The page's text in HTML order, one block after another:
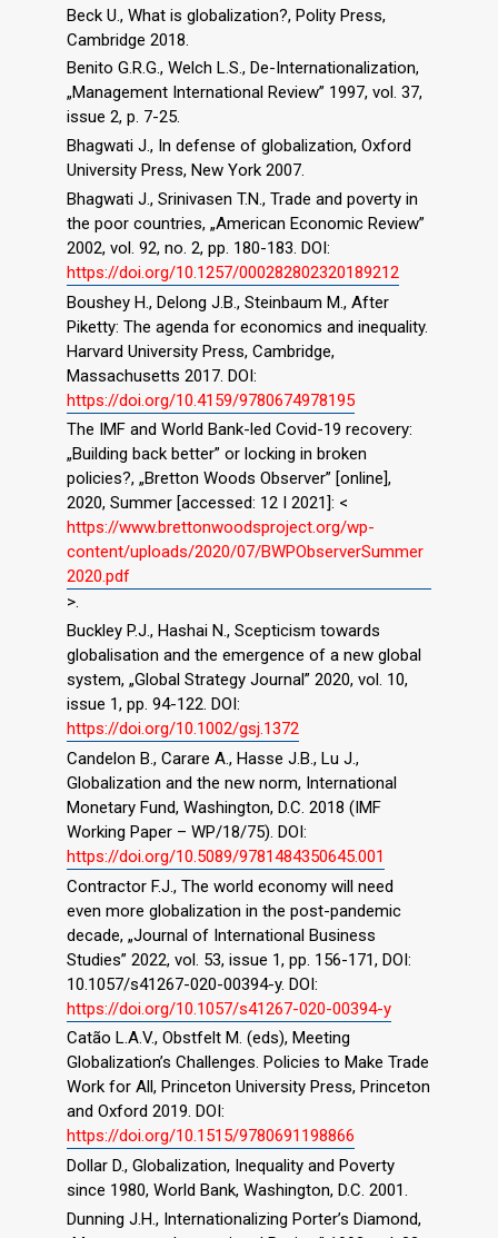
Beck U., What is globalization?, Polity Press,
Cambridge 2018.
Benito G.R.G., Welch L.S., De-Internationalization,
„Management International Review” 1997, vol. 37,
issue 2, p. 7-25.
Bhagwati J., In defense of globalization, Oxford
University Press, New York 2007.
Bhagwati J., Srinivasen T.N., Trade and poverty in
the poor countries, „American Economic Review”
2002, vol. 92, no. 2, pp. 180-183. DOI:
https://doi.org/10.1257/000282802320189212
Boushey H., Delong J.B., Steinbaum M., After
Piketty: The agenda for economics and inequality.
Harvard University Press, Cambridge,
Massachusetts 2017. DOI:
https://doi.org/10.4159/9780674978195
The IMF and World Bank-led Covid-19 recovery:
„Building back better” or locking in broken
policies?, „Bretton Woods Observer” [online],
2020, Summer [accessed: 12 I 2021]: <
https://www.brettonwoodsproject.org/wp-
content/uploads/2020/07/BWPObserverSummer
2020.pdf
>.
Buckley P.J., Hashai N., Scepticism towards
globalisation and the emergence of a new global
system, „Global Strategy Journal” 2020, vol. 10,
issue 1, pp. 94-122. DOI:
https://doi.org/10.1002/gsj.1372
Candelon B., Carare A., Hasse J.B., Lu J.,
Globalization and the new norm, International
Monetary Fund, Washington, D.C. 2018 (IMF
Working Paper – WP/18/75). DOI:
https://doi.org/10.5089/9781484350645.001
Contractor F.J., The world economy will need
even more globalization in the post-pandemic
decade, „Journal of International Business
Studies” 2022, vol. 53, issue 1, pp. 156-171, DOI:
10.1057/s41267-020-00394-y. DOI:
https://doi.org/10.1057/s41267-020-00394-y
Catão L.A.V., Obstfelt M. (eds), Meeting
Globalization’s Challenges. Policies to Make Trade
Work for All, Princeton University Press, Princeton
and Oxford 2019. DOI:
https://doi.org/10.1515/9780691198866
Dollar D., Globalization, Inequality and Poverty
since 1980, World Bank, Washington, D.C. 2001.
Dunning J.H., Internationalizing Porter’s Diamond,